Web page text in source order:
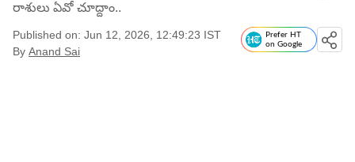
రాశులు ఏవో చూద్దాం..
Published on: Jun 12, 2026, 12:49:23 IST
By Anand Sai
Prefer HT
on Google